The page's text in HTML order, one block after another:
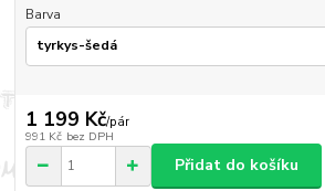
Barva
1 199 Kč/pár
991 Kč bez DPH
Přidat do košíku